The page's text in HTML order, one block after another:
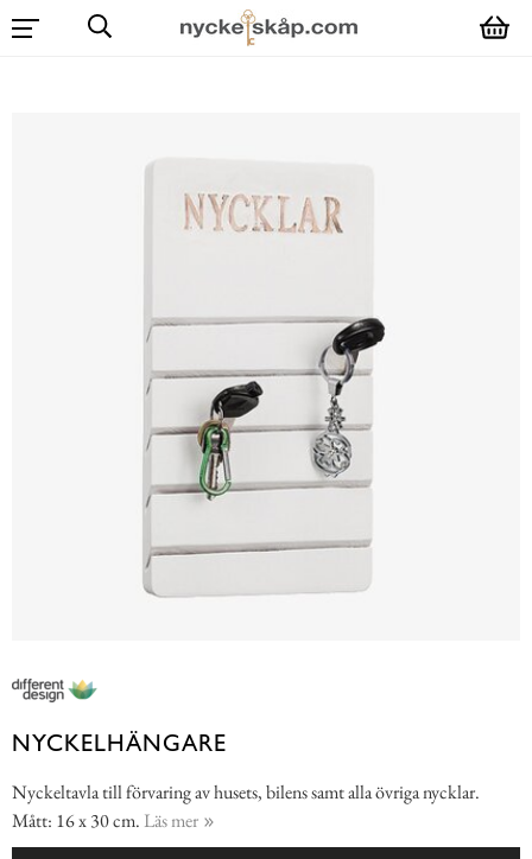
NYCKELHÄNGARE
Nyckeltavla till förvaring av husets, bilens samt alla övriga nycklar.
Mått: 16 x 30 cm. Läs mer